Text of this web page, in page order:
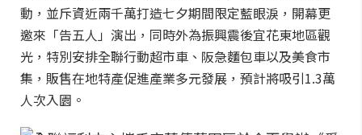
動，並斥資近兩千萬打造七夕期間限定藍眼淚，開幕更
邀來「告五人」演出，同時外為振興震後宜花東地區觀
光，特別安排全聯行動超市車、阪急麵包車以及美食市
集，販售在地特產促進產業多元發展，預計將吸引1.3萬
人次入園。